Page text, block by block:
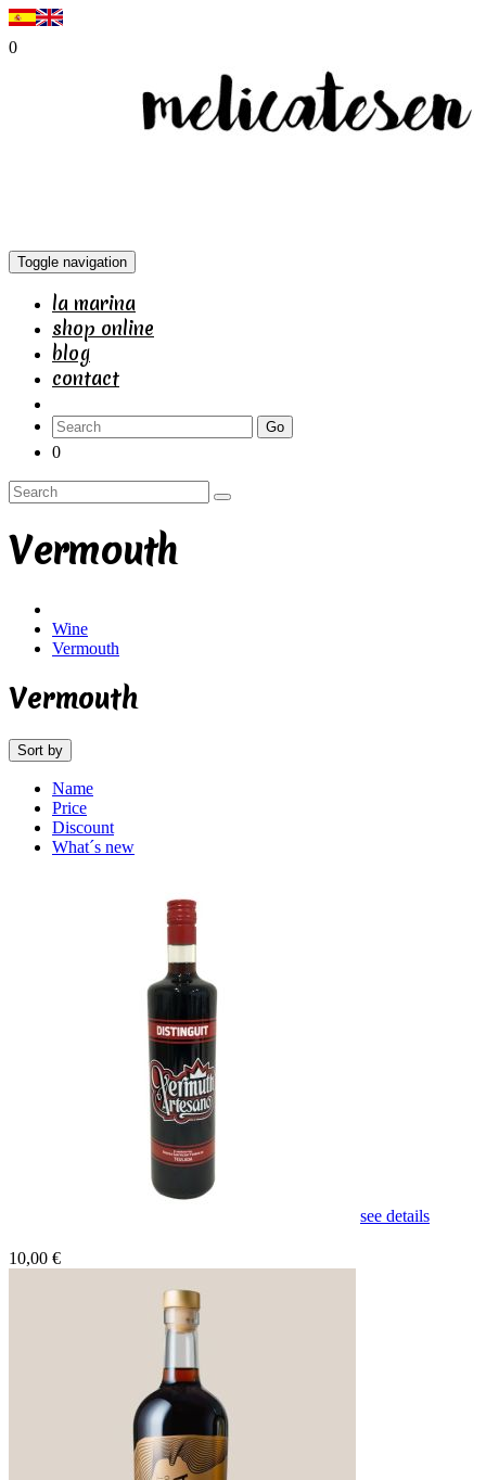
0
Toggle navigation
la marina
shop online
blog
contact
Go
0
Vermouth
Wine
Vermouth
Vermouth
Sort by
Name
Price
Discount
What´s new
see details
10,00 €